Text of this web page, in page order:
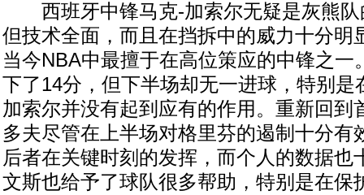
西班牙中锋马克-加索尔无疑是灰熊队
但技术全面，而且在挡拆中的威力十分明
当今NBA中最擅于在高位策应的中锋之一
下了14分，但下半场却无一进球，特别是
加索尔并没有起到应有的作用。重新回到
多夫尽管在上半场对格里芬的遏制十分有
后者在关键时刻的发挥，而个人的数据也
文斯也给予了球队很多帮助，特别是在保